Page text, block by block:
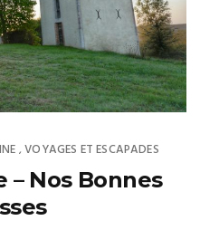
,VOYAGES ET ESCAPADES
– Nos Bonnes